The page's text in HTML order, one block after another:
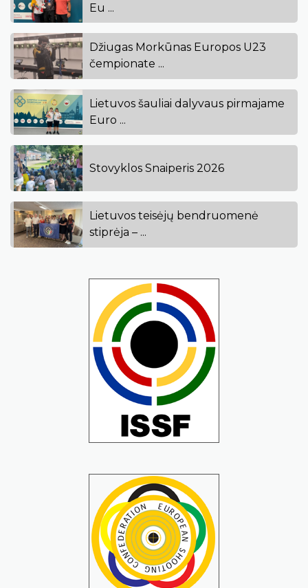
Eu ...
Džiugas Morkūnas Europos U23
čempionate ...
Lietuvos šauliai dalyvaus pirmajame
Euro ...
Stovyklos Snaiperis 2026
Lietuvos teisėjų bendruomenė
stiprėja – ...